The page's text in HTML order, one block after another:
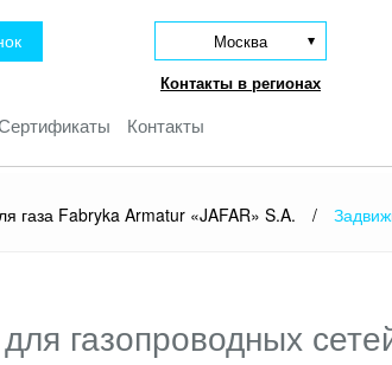
Контакты
Москва
Контакты в регионах
газа Fabryka Armatur «JAFAR» S.A. / Задвижка
газопроводных